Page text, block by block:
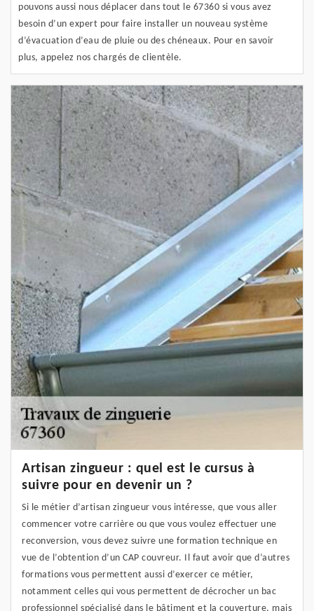
pouvons aussi nous déplacer dans tout le 67360 si vous avez
besoin d’un expert pour faire installer un nouveau système
d’évacuation d’eau de pluie ou des chéneaux. Pour en savoir
plus, appelez nos chargés de clientèle.
Artisan zingueur : quel est le cursus à
suivre pour en devenir un ?
Si le métier d’artisan zingueur vous intéresse, que vous aller
commencer votre carrière ou que vous voulez effectuer une
reconversion, vous devez suivre une formation technique en
vue de l’obtention d’un CAP couvreur. Il faut avoir que d’autres
formations vous permettent aussi d’exercer ce métier,
notamment celles qui vous permettent de décrocher un bac
professionnel spécialisé dans le bâtiment et la couverture, mais